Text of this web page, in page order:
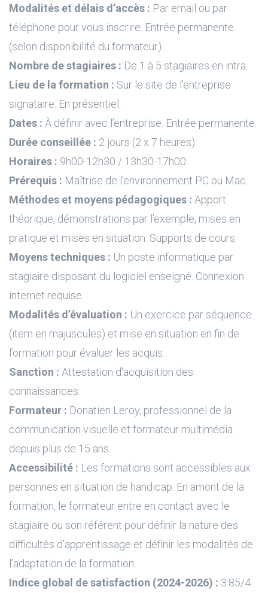
Modalités et délais d’accès : Par email ou par
téléphone pour vous inscrire. Entrée permanente
(selon disponibilité du formateur).
Nombre de stagiaires : De 1 à 5 stagiaires en intra.
Lieu de la formation : Sur le site de l’entreprise
signataire. En présentiel.
Dates : À définir avec l’entreprise. Entrée permanente.
Durée conseillée : 2 jours (2 x 7 heures)
Horaires : 9h00-12h30 / 13h30-17h00
Prérequis : Maîtrise de l’environnement PC ou Mac.
Méthodes et moyens pédagogiques : Apport
théorique, démonstrations par l’exemple, mises en
pratique et mises en situation. Supports de cours.
Moyens techniques : Un poste informatique par
stagiaire disposant du logiciel enseigné. Connexion
internet requise.
Modalités d’évaluation : Un exercice par séquence
(item en majuscules) et mise en situation en fin de
formation pour évaluer les acquis.
Sanction : Attestation d'acquisition des
connaissances.
Formateur : Donatien Leroy, professionnel de la
communication visuelle et formateur multimédia
depuis plus de 15 ans.
Accessibilité : Les formations sont accessibles aux
personnes en situation de handicap. En amont de la
formation, le formateur entre en contact avec le
stagiaire ou son référent pour définir la nature des
difficultés d’apprentissage et définir les modalités de
l’adaptation de la formation.
Indice global de satisfaction (2024-2026) : 3.85/4